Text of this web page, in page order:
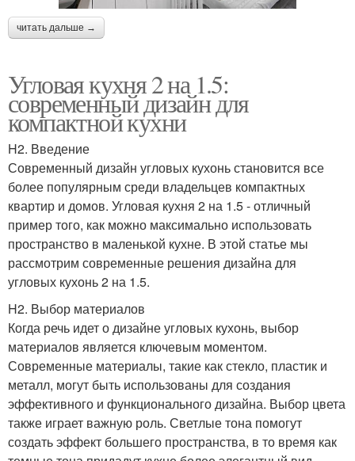
читать дальше →
Угловая кухня 2 на 1.5:
современный дизайн для
компактной кухни
H2. Введение
Современный дизайн угловых кухонь становится все
более популярным среди владельцев компактных
квартир и домов. Угловая кухня 2 на 1.5 - отличный
пример того, как можно максимально использовать
пространство в маленькой кухне. В этой статье мы
рассмотрим современные решения дизайна для
угловых кухонь 2 на 1.5.
H2. Выбор материалов
Когда речь идет о дизайне угловых кухонь, выбор
материалов является ключевым моментом.
Современные материалы, такие как стекло, пластик и
металл, могут быть использованы для создания
эффективного и функционального дизайна. Выбор цвета
также играет важную роль. Светлые тона помогут
создать эффект большего пространства, в то время как